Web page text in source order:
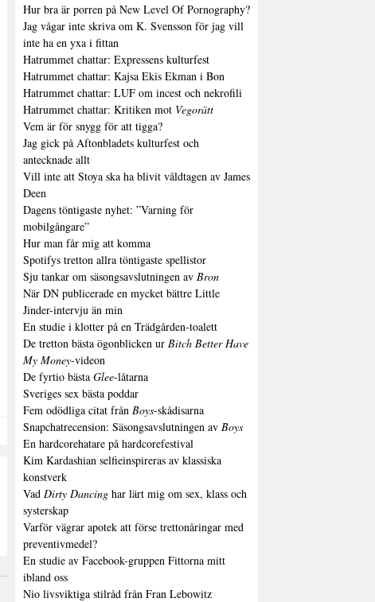
Hur bra är porren på New Level Of Pornography?
Jag vågar inte skriva om K. Svensson för jag vill
inte ha en yxa i fittan
Hatrummet chattar: Expressens kulturfest
Hatrummet chattar: Kajsa Ekis Ekman i Bon
Hatrummet chattar: LUF om incest och nekrofili
Hatrummet chattar: Kritiken mot Vegorätt
Vem är för snygg för att tigga?
Jag gick på Aftonbladets kulturfest och
antecknade allt
Vill inte att Stoya ska ha blivit våldtagen av James
Deen
Dagens töntigaste nyhet: ”Varning för
mobilgångare”
Hur man får mig att komma
Spotifys tretton allra töntigaste spellistor
Sju tankar om säsongsavslutningen av Bron
När DN publicerade en mycket bättre Little
Jinder-intervju än min
En studie i klotter på en Trädgården-toalett
De tretton bästa ögonblicken ur Bitch Better Have
My Money-videon
De fyrtio bästa Glee-låtarna
Sveriges sex bästa poddar
Fem odödliga citat från Boys-skådisarna
Snapchatrecension: Säsongsavslutningen av Boys
En hardcorehatare på hardcorefestival
Kim Kardashian selfieinspireras av klassiska
konstverk
Vad Dirty Dancing har lärt mig om sex, klass och
systerskap
Varför vägrar apotek att förse trettonåringar med
preventivmedel?
En studie av Facebook-gruppen Fittorna mitt
ibland oss
Nio livsviktiga stilråd från Fran Lebowitz